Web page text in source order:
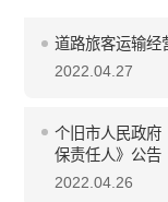
道路旅客运输经
2022.04.27
个旧市人民政府
保责任人》公告
2022.04.26